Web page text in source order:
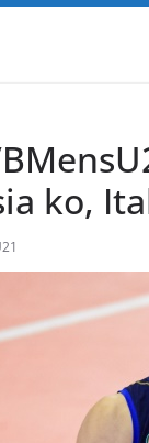
ko,